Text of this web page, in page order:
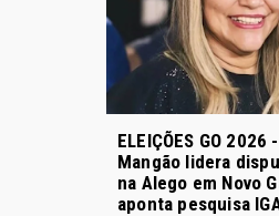
ELEIÇÕES GO
Mangão lidera
na Alego em Novo
aponta pesquisa